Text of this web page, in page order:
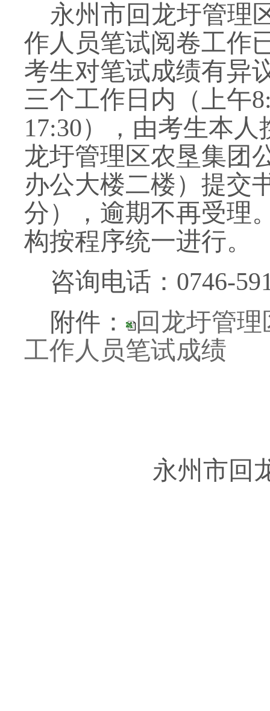
永州市回龙圩管理
作人员笔试阅卷工作
考生对笔试成绩有异
三个工作日内（上午
17:30），由考生本
龙圩管理区农垦集团
办公大楼二楼）提交
分），逾期不再受理
构按程序统一进行。
咨询电话：0746-
附件：
回龙圩管理
工作人员笔试成绩
永州市回